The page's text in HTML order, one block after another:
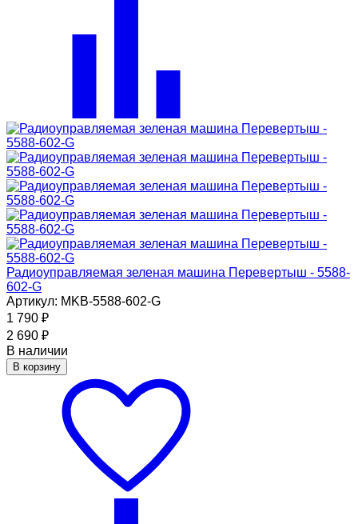
Радиоуправляемая зеленая машина Перевертыш - 5588-
602-G
Артикул: MKB-5588-602-G
1 790 ₽
2 690 ₽
В наличии
В корзину